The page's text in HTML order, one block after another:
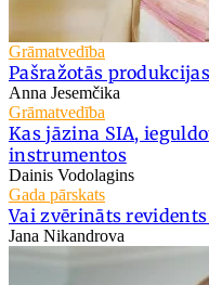
Grāmatvedība
Pašražotās
Anna Jesemčika
Grāmatvedība
Kas jāzina SIA,
instrumentos
Dainis Vodolagins
Gada pārskats
Vai zvērināts
Jana Nikandrova